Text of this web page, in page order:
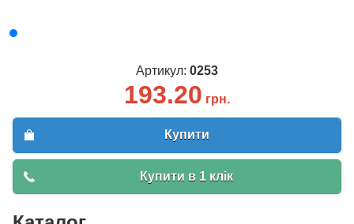
Артикул: 0253
193.20 грн.
Купити
Купити в 1 клік